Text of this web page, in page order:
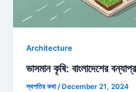
Architecture
ভাসমান কৃষি: বাংলাদেশের
স্থপতির কথা/ December 21, 2024